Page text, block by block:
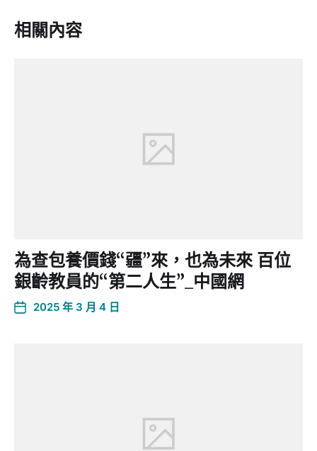
相關內容
為查包養價錢“疆”來，也為未來 百位
銀齡教員的“第二人生”_中國網
2025 年 3 月 4 日